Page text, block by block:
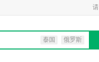
请
泰国 俄罗斯